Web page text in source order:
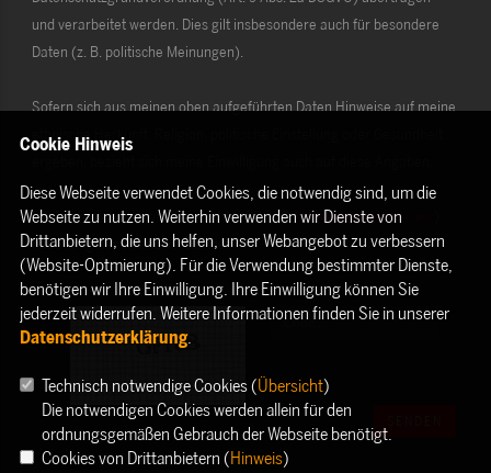
und verarbeitet werden. Dies gilt insbesondere auch für besondere
Daten (z. B. politische Meinungen).
Sofern sich aus meinen oben aufgeführten Daten Hinweise auf meine
ethnische Herkunft, Religion, politische Einstellung oder Gesundheit
Die Rechte als Betroffener aus der DSGVO ( Datenschutzerklärung
habe ich gelesen und verstanden.
Cookie Hinweis
Diese Webseite verwendet Cookies, die notwendig sind, um die
Webseite zu nutzen. Weiterhin verwenden wir Dienste von
Drittanbietern, die uns helfen, unser Webangebot zu verbessern
(Website-Optmierung). Für die Verwendung bestimmter Dienste,
benötigen wir Ihre Einwilligung. Ihre Einwilligung können Sie
jederzeit widerrufen. Weitere Informationen finden Sie in unserer
Datenschutzerklärung.
Technisch notwendige Cookies (Übersicht)
Die notwendigen Cookies werden allein für den
ordnungsgemäßen Gebrauch der Webseite benötigt.
Cookies von Drittanbietern (Hinweis)